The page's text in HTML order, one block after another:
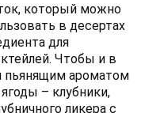
который можно
в десертах
для
Чтобы и в
пьянящим ароматом
– клубники,
ликера с